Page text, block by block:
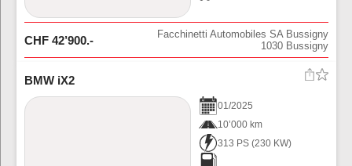
CHF 42’900.-
Facchinetti Automobiles SA Bussigny
1030 Bussigny
BMW iX2
01/2025
10’000 km
313 PS (230 KW)